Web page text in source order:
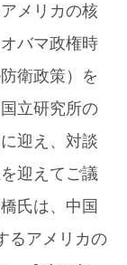
メリカの核
バマ政権時
衛政策）を
立研究所の
迎え、対談
迎えてご議
氏は、中国
るアメリカの